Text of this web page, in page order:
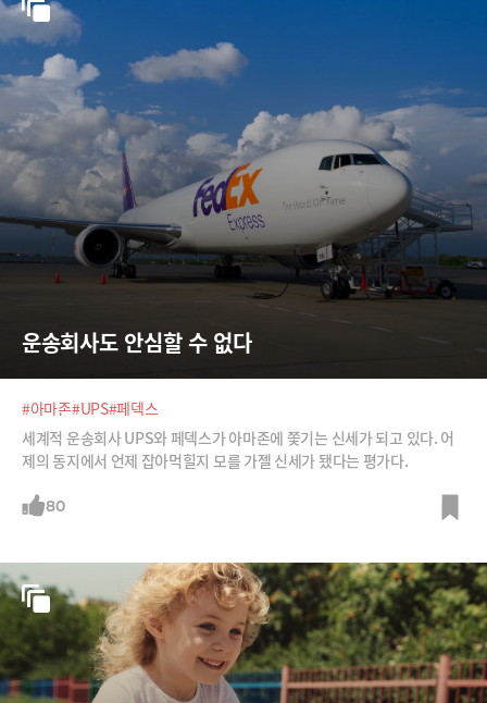
운송회사도 안심할 수 없다
#아마존#UPS#페덱스
세계적 운송회사 UPS와 페덱스가 아마존에 쫓기는 신세가 되고 있다. 어
제의 동지에서 언제 잡아먹힐지 모를 가젤 신세가 됐다는 평가다.
80